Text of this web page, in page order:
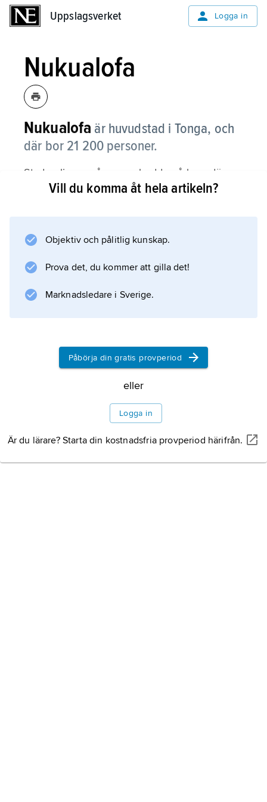
Uppslagsverket Logga in
Nukualofa
Nukualofa är huvudstad i Tonga, och
där bor 21 200 personer.
Staden ligger på en smal udde på huvudön
Tongatapu, och från hamnen transporteras
en söndag är allt stilla eftersom de flesta
Vill du komma åt hela artikeln?
Objektiv och pålitlig kunskap.
Prova det, du kommer att gilla det!
Marknadsledare i Sverige.
Påbörja din gratis provperiod
eller
Logga in
Är du lärare? Starta din kostnadsfria provperiod härifrån.